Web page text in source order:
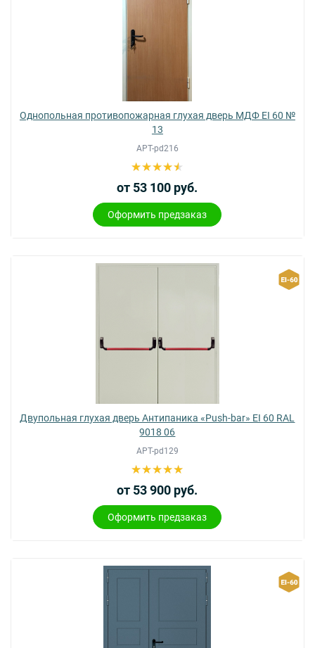
Однопольная противопожарная глухая дверь МДФ EI 60 №
13
АРТ-pd216
от 53 100 руб.
Оформить предзаказ
Двупольная глухая дверь Антипаника «Push-bar» EI 60 RAL
9018 06
АРТ-pd129
от 53 900 руб.
Оформить предзаказ